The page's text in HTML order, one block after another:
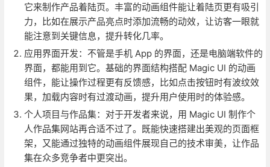
它来制作产品着陆页。丰富的动画组件能让着陆页更有吸引
力，比如在展示产品亮点时添加流畅的动效，让访客一眼就
能注意到关键信息，提升转化几率。
应用界面开发：不管是手机 App 的界面，还是电脑端软件的
界面，都能用到它。基础的界面结构搭配 Magic UI 的动画
组件，能让操作过程更有反馈感，比如点击按钮时有波纹效
果，加载内容时有过渡动画，提升用户使用时的体验感。
个人项目与作品集：对于开发者来说，用 Magic UI 制作个
人作品集网站再合适不过了。既能快速搭建出美观的页面框
架，又能通过独特的动画组件展现自己的技术审美，让作品
集在众多竞争者中更突出。